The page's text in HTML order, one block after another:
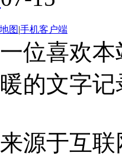
图|手机客户端
位喜欢
的文字
源于互